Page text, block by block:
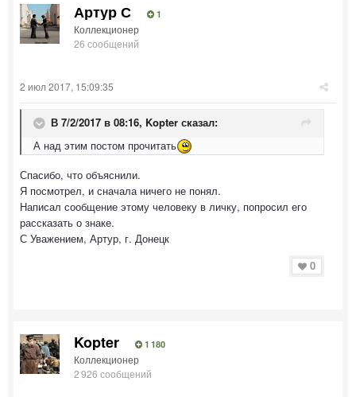
Артур С 1
Коллекционер
26 сообщений
2 июл 2017, 15:09:35
В 7/2/2017 в 08:16, Kopter сказал:
А над этим постом прочитать
Спасибо, что объяснили.
Я посмотрел, и сначала ничего не понял.
Написал сообщение этому человеку в личку, попросил его
рассказать о знаке.
С Уважением, Артур, г. Донецк
0
Kopter 1 180
Коллекционер
2 926 сообщений